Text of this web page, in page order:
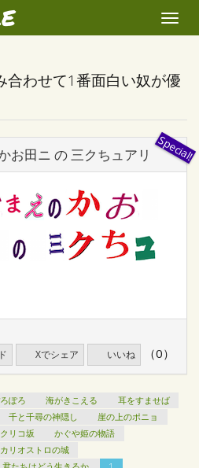
Toggle
合わせて1番面白い奴が優
お田ニ の 三クちュアリ
Xでシェア いいね （0）
ぽろ 海がきこえる
耳をすませば
千と千尋の神隠し
崖の上のポニョ
リコ坂
かぐや姫の物語
リオストロの城